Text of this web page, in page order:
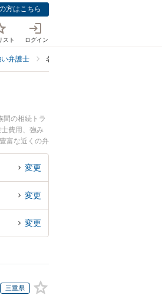
方はこちら
スト ログイン
弁護士 名古屋市北区で調停に強い弁護士
間の相続トラ
費用、強み
富な近くの弁
変更
変更
変更
三重県